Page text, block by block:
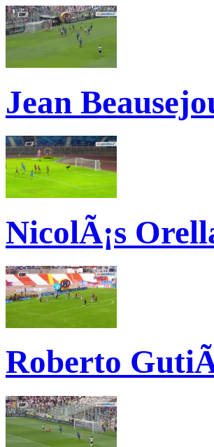
Jean
NicolÃ¡s
Roberto